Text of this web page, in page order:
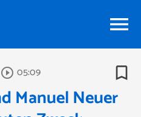
menu
play_circle_outline 05:09 bookmark_border
Manuel Neuer